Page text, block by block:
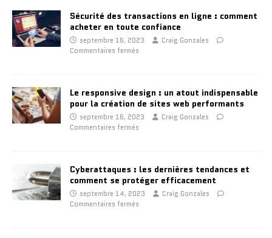
Sécurité des transactions en ligne : comment
acheter en toute confiance
septembre 16, 2023
Craig Gonzales
Commentaires fermés
Le responsive design : un atout indispensable
pour la création de sites web performants
septembre 16, 2023
Craig Gonzales
Commentaires fermés
Cyberattaques : les dernières tendances et
comment se protéger efficacement
septembre 14, 2023
Craig Gonzales
Commentaires fermés